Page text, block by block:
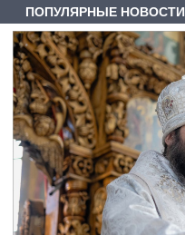
ПОПУЛЯРНЫЕ НОВОСТИ